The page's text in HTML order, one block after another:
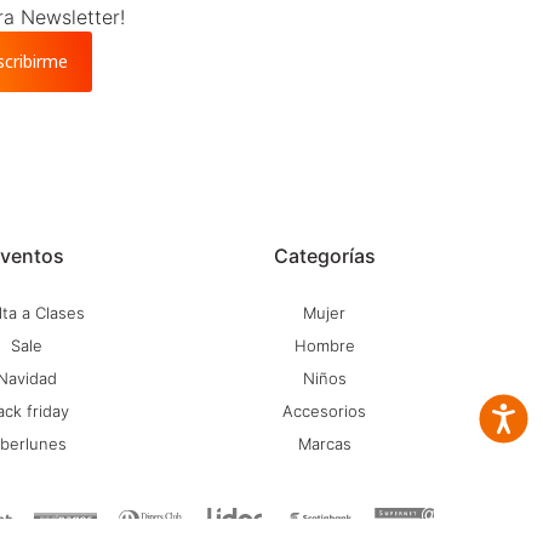
a Clases
Sale
friday
Categorías
Mujer
Hombre
Niños
Accesorios
Marcas
Newsletter!